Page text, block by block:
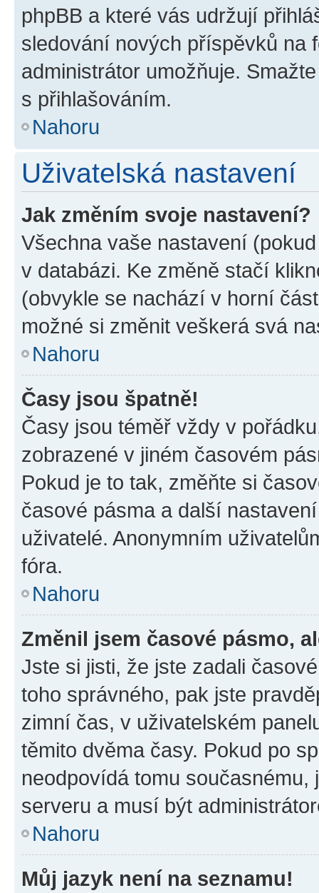
phpBB a které vás udržují
sledování nových příspěvků na
administrátor umožňuje.
s přihlašováním.
Nahoru
Uživatelská nastavení
Jak změním svoje nastavení?
Všechna vaše nastavení
v databázi. Ke změně stačí
(obvykle se nachází v horní
možné si změnit veškerá svá
Nahoru
Časy jsou špatně!
Časy jsou téměř vždy v
zobrazené v jiném časovém
Pokud je to tak, změňte si
časové pásma a další
uživatelé. Anonymním
fóra.
Nahoru
Změnil jsem časové pásmo,
Jste si jisti, že jste zadali
toho správného, pak jste
zimní čas, v uživatelském
těmito dvěma časy. Pokud po
neodpovídá tomu
serveru a musí být
Nahoru
Můj jazyk není na seznamu!